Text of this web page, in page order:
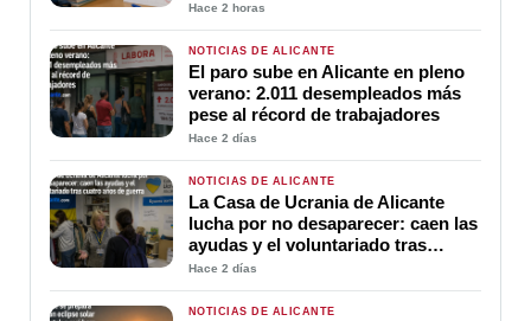
Hace 2 horas
NOTICIAS DE ALICANTE
El paro sube en Alicante en pleno
verano: 2.011 desempleados más
pese al récord de trabajadores
Hace 2 días
NOTICIAS DE ALICANTE
La Casa de Ucrania de Alicante
lucha por no desaparecer: caen las
ayudas y el voluntariado tras
cuatro años de guerra
Hace 2 días
NOTICIAS DE ALICANTE